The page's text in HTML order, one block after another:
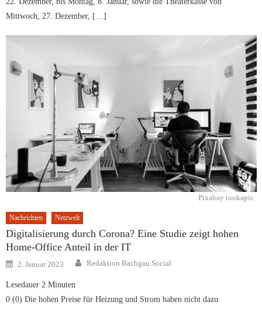
Mittwoch, 27. Dezember, […]
Pixabay tookapic
Nachrichten Netzwelt
Digitalisierung durch Corona? Eine Studie zeigt hohen
Home-Office Anteil in der IT
Posted
on
2. Januar 2023 Author
Redaktion Bachgau.Social
Lesedauer 2 Minuten
0 (0) Die hohen Preise für Heizung und Strom haben nicht dazu